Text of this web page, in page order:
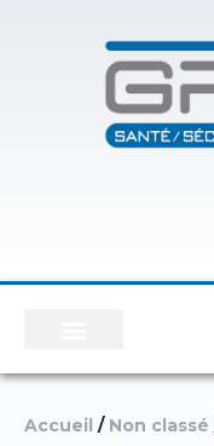
Accueil / Non classé